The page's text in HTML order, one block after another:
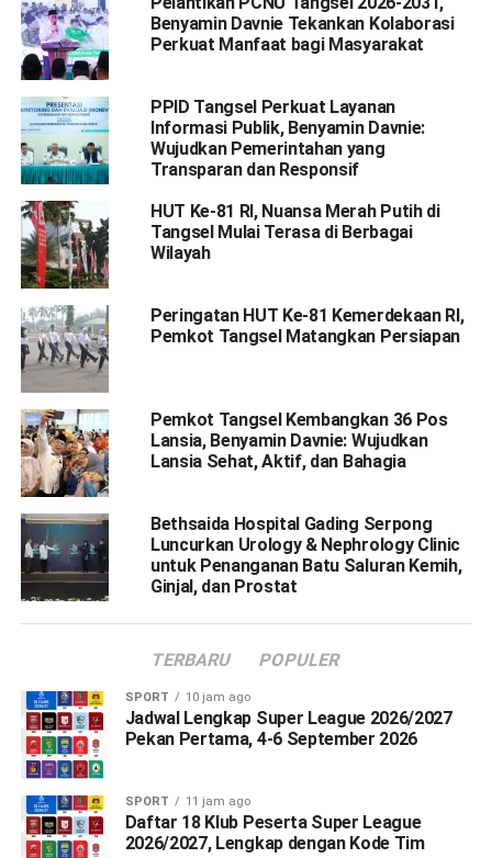
Benyamin Davnie Tekankan Kolaborasi
Perkuat Manfaat bagi Masyarakat
PPID Tangsel Perkuat Layanan
Informasi Publik, Benyamin Davnie:
Wujudkan Pemerintahan yang
Transparan dan Responsif
HUT Ke-81 RI, Nuansa Merah Putih di
Tangsel Mulai Terasa di Berbagai
Wilayah
Peringatan HUT Ke-81 Kemerdekaan RI,
Pemkot Tangsel Matangkan Persiapan
Pemkot Tangsel Kembangkan 36 Pos
Lansia, Benyamin Davnie: Wujudkan
Lansia Sehat, Aktif, dan Bahagia
Bethsaida Hospital Gading Serpong
Luncurkan Urology & Nephrology Clinic
untuk Penanganan Batu Saluran Kemih,
Ginjal, dan Prostat
TERBARU POPULER
SPORT 10 jam ago
Jadwal Lengkap Super League 2026/2027
Pekan Pertama, 4-6 September 2026
SPORT 11 jam ago
Daftar 18 Klub Peserta Super League
2026/2027, Lengkap dengan Kode Tim